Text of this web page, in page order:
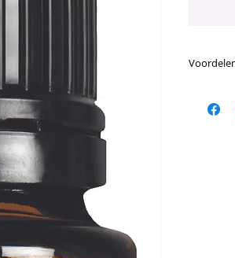
Een